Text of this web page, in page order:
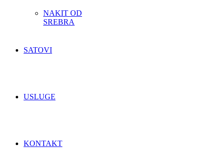
NAKIT OD
SREBRA
SATOVI
USLUGE
KONTAKT